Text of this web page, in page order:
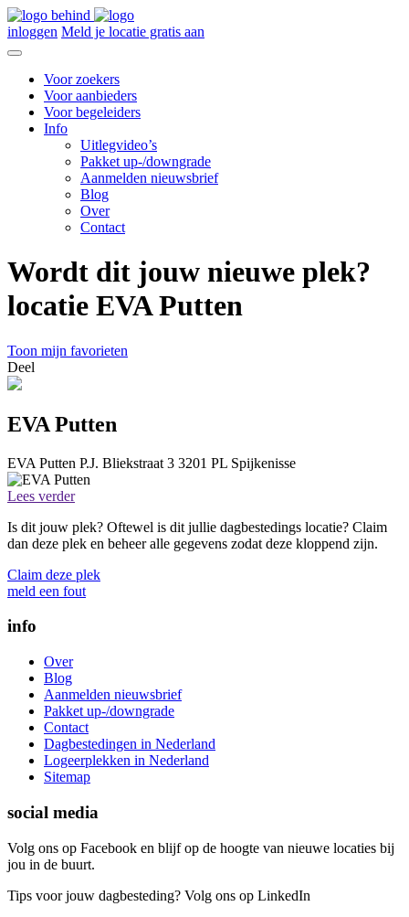
inloggen Meld je locatie gratis aan
Voor zoekers
Voor aanbieders
Voor begeleiders
Info
Uitlegvideo’s
Pakket up-/downgrade
Aanmelden nieuwsbrief
Blog
Over
Contact
Wordt dit jouw nieuwe plek?
locatie EVA Putten
Toon mijn favorieten
Deel
EVA Putten
EVA Putten P.J. Bliekstraat 3 3201 PL Spijkenisse
Lees verder
Is dit jouw plek? Oftewel is dit jullie dagbestedings locatie? Claim
dan deze plek en beheer alle gegevens zodat deze kloppend zijn.
Claim deze plek
meld een fout
info
Over
Blog
Aanmelden nieuwsbrief
Pakket up-/downgrade
Contact
Dagbestedingen in Nederland
Logeerplekken in Nederland
Sitemap
social media
Volg ons op Facebook en blijf op de hoogte van nieuwe locaties bij
jou in de buurt.
Tips voor jouw dagbesteding? Volg ons op LinkedIn